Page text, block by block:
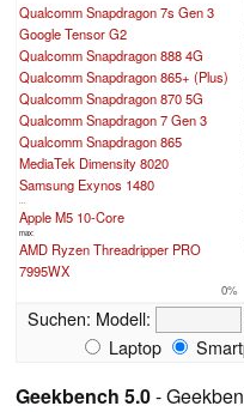
Qualcomm Snapdragon 7s Gen 3
Google Tensor G2
Qualcomm Snapdragon 888 4G
Qualcomm Snapdragon 865+ (Plus)
Qualcomm Snapdragon 870 5G
Qualcomm Snapdragon 7 Gen 3
Qualcomm Snapdragon 865
MediaTek Dimensity 8020
Samsung Exynos 1480
...
Apple M5 10-Core
max:
AMD Ryzen Threadripper PRO
7995WX
0%
Suchen: Modell:
Laptop
Geekbench 5.0-